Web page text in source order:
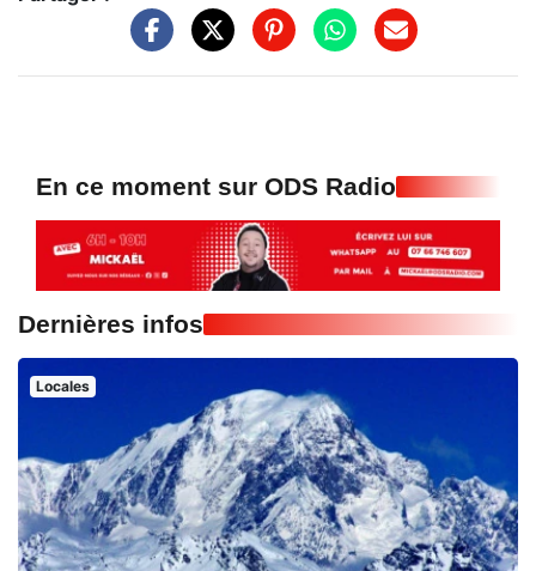
En ce moment sur ODS Radio
Dernières infos
Locales